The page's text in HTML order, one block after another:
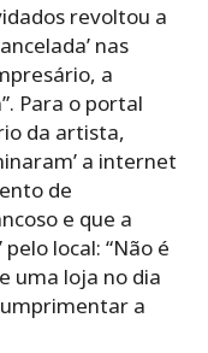
revoltou a
nas
a
Para o portal
da artista,
a internet
de
e que a
local: “Não é
uma loja no dia
a